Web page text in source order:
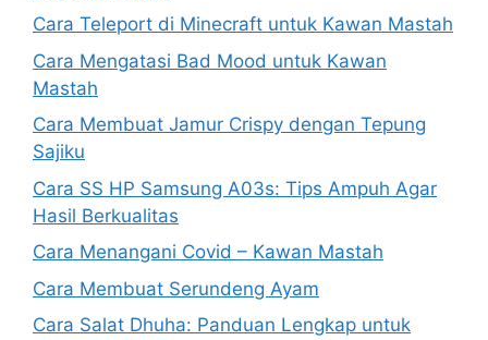
Cara Teleport di Minecraft untuk Kawan Mastah
Cara Mengatasi Bad Mood untuk Kawan
Mastah
Cara Membuat Jamur Crispy dengan Tepung
Sajiku
Cara SS HP Samsung A03s: Tips Ampuh Agar
Hasil Berkualitas
Cara Menangani Covid – Kawan Mastah
Cara Membuat Serundeng Ayam
Cara Salat Dhuha: Panduan Lengkap untuk